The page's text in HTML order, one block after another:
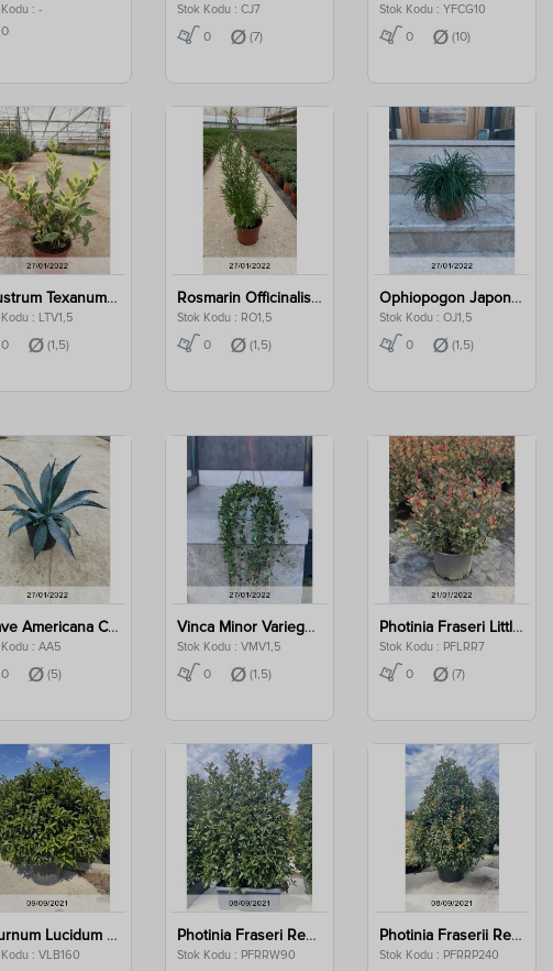
: -
0
Stok Kodu : CJ7
0 (7)
Stok Kodu : YFCG10
0 (10)
Ligustrum Texanum Variegatum Clt 1,5
: LTV1,5
0 (1,5)
Rosmarin Officinalis Clt 1,5
Stok Kodu : RO1,5
0 (1,5)
Ophiopogon Japonica Clt 1,5
Stok Kodu : OJ1,5
0 (1,5)
Agave Americana Clt 5
: AA5
0 (5)
Vinca Minor Variegata Clt 1,5
Stok Kodu : VMV1,5
0 (1,5)
Photinia Fraseri Little Red Robin Clt 7
Stok Kodu : PFLRR7
0 (7)
Viburnum Lucidum Ball Clt 160
: VLB160
Photinia Fraseri Red Robin Wall Clt 90
Stok Kodu : PFRRW90
Photinia Fraserii Red Robin Pyramidalis Clt 240
Stok Kodu : PFRRP240